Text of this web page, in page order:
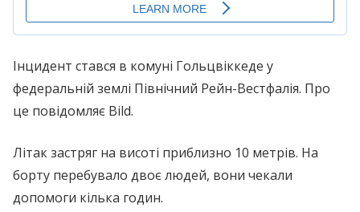
Інцидент стався в комуні Гольцвіккеде у
федеральній землі Північний Рейн-Вестфалія. Про
це повідомляє Bild.
Літак застряг на висоті приблизно 10 метрів. На
борту перебувало двоє людей, вони чекали
допомоги кілька годин.